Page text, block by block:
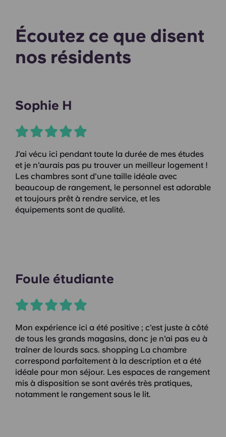
Écoutez ce que disent
nos résidents
Sophie H
J'ai vécu ici pendant toute la durée de mes études
et je n'aurais pas pu trouver un meilleur logement !
Les chambres sont d'une taille idéale avec
beaucoup de rangement, le personnel est adorable
et toujours prêt à rendre service, et les
équipements sont de qualité.
Foule étudiante
Mon expérience ici a été positive ; c'est juste à côté
de tous les grands magasins, donc je n'ai pas eu à
traîner de lourds sacs. shopping La chambre
correspond parfaitement à la description et a été
idéale pour mon séjour. Les espaces de rangement
mis à disposition se sont avérés très pratiques,
notamment le rangement sous le lit.